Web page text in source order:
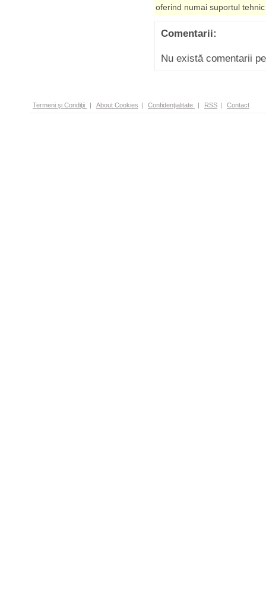
oferind numai suportul
Comentarii:
Nu există comentarii
Termeni şi Condiţii | About Cookies | Confidenţialitate | RSS | Contact